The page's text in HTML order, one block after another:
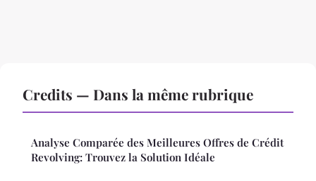
Credits — Dans la même rubrique
Analyse Comparée des Meilleures Offres de Crédit
Revolving: Trouvez la Solution Idéale